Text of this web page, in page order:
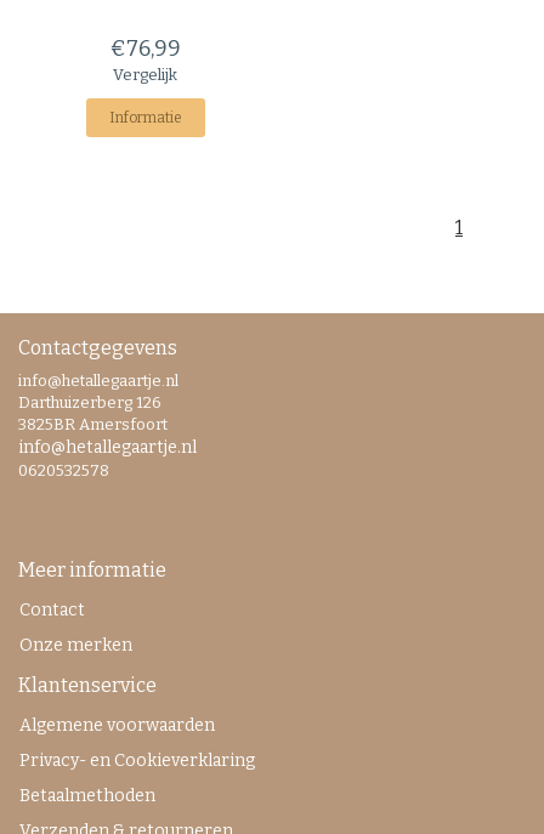
€76,99
Vergelijk
Informatie
1
Contactgegevens
info@hetallegaartje.nl
Darthuizerberg 126
3825BR Amersfoort
info@hetallegaartje.nl
0620532578
Meer informatie
Contact
Onze merken
Klantenservice
Algemene voorwaarden
Privacy- en Cookieverklaring
Betaalmethoden